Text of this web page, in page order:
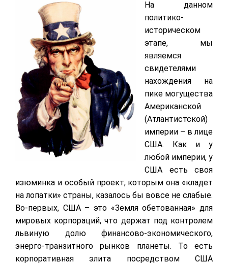
На данном
политико-
историческом
этапе, мы
являемся
свидетелями
нахождения на
пике могущества
Американской
(Атлантистской)
империи – в лице
США. Как и у
любой империи, у
США есть своя
изюминка и особый проект, которым она «кладет
на лопатки» страны, казалось бы вовсе не слабые.
Во-первых, США – это «Земля обетованная» для
мировых корпораций, что держат под контролем
львиную долю финансово-экономического,
энерго-транзитного рынков планеты. То есть
корпоративная элита посредством США